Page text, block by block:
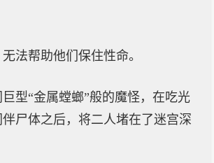
法帮助他们保住性命。
型“金属螳螂”般的魔怪，在吃光
伴尸体之后，将二人堵在了迷宫深